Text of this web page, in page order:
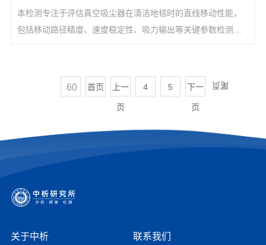
本检测专注于评估真空吸尘器在清洁地毯时的直线移动性能，
包括移动路径精度、速度稳定性、吸力输出等关键参数检测，
60 首页 上一
页
4 5 下一
页
尾页
关于中析 联系我们